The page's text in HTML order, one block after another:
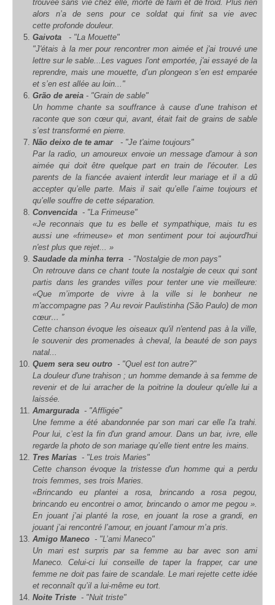
trouvée sans vie chez elle, morte de faim et de froid. Plus rien
alors n’a de sens pour ce soldat qui finit sa vie avec
cette profonde douleur.
Gaivota - "La Mouette"
"J'étais à la mer pour rencontrer mon aimée et j'ai trouvé une
lettre sur le sable...Les vagues l'ont emportée, j'ai essayé de la
reprendre, mais une mouette, d’un plongeon s’en est emparée
et s’en est allée au loin..."
Grão de areia - "Grain de sable"
Un homme chante sa souffrance à cause d’une trahison et
raconte que son cœur qui, avant, était fait de grains de sable
s’est transformé en pierre.
Não deixo de te amar- "Je t'aime toujours"
Par la radio, un amoureux envoie un message d'amour à son
aimée qui doit être quelque part en train de l'écouter. Les
parents de la fiancée avaient interdit leur mariage et il a dû
accepter qu’elle parte. Mais il sait qu’elle l’aime toujours et
qu’elle souffre de cette séparation.
Convencida - "La Frimeuse"
«Je reconnais que tu es belle et sympathique, mais tu es
aussi une «frimeuse» et mon sentiment pour toi aujourd'hui
n'est plus que rejet... »
Saudade da minha terra - "Nostalgie de mon pays"
On retrouve dans ce chant toute la nostalgie de ceux qui sont
partis dans les grandes villes pour tenter une vie meilleure:
«Que m’importe de vivre à la ville si le bonheur ne
m'accompagne pas ? Au revoir Paulistinha (São Paulo) de mon
cœur… ”
Cette chanson évoque les oiseaux qu'il n'entend pas à la ville,
le souvenir des promenades à cheval, la beauté de son pays
natal...
Quem sera seu outro - "Quel est ton autre?"
La douleur d'une trahison ; un homme demande à sa femme de
revenir et de lui arracher de la poitrine la douleur qu'elle lui a
laissée.
Amargurada - "Affligée"
Une femme a été abandonnée par son mari car elle l'a trahi.
Pour lui, c’est la fin d'un grand amour. Dans un bar, ivre, elle
regarde la photo de son mariage qu’elle tient entre les mains.
Tres Marias - "Les trois Maries"
Cette chanson évoque la tristesse d'un homme qui a perdu
trois femmes, ses trois Maries.
«Brincando eu plantei a rosa, brincando a rosa pegou,
brincando eu encontrei o amor, brincando o amor me pegou ».
En jouant j’ai planté la rose, en jouant la rose a grandi, en
jouant j’ai rencontré l’amour, en jouant l’amour m’a pris.
Amigo Maneco - "L’ami Maneco"
Un mari est surpris par sa femme au bar avec son ami
Maneco. Celui-ci lui conseille de taper la frapper, car une
femme ne doit pas faire de scandale. Le mari rejette cette idée
et reconnaît qu’il a lui-même eu tort.
Noite Triste - "Nuit triste"